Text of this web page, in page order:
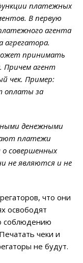
платежных
В первую
агента
агрегатора.
принимать
Причем агент
чек. Пример:
оплаты за
денежными
платежи
совершенных
не являются и не
что они
освободят
соблюдению
чеки и
не будут.